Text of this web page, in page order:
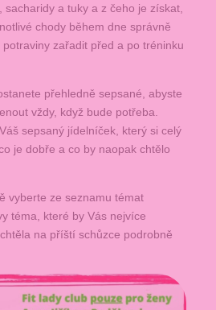
a tuky a z čeho je získat,
chody během dne správně
zařadit před a po tréninku
přehledně sepsané, abyste
vždy, když bude potřeba.
sepsaný jídelníček, který si celý
je dobře a co by naopak chtělo
vyberte ze seznamu témat
téma, které by Vás nejvíce
na příští schůzce podrobně